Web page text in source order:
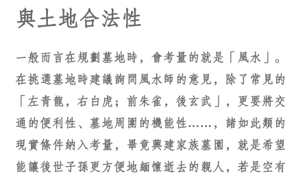
與土地合法性
一般而言在規劃墓地時，會考量的就是「風水」。
在挑選墓地時建議詢問風水師的意見，除了常見的
「左青龍，右白虎；前朱雀，後玄武」，更要將交
通的便利性、墓地周圍的機能性……，諸如此類的
現實條件納入考量，畢竟興建家族墓園，就是希望
能讓後世子孫更方便地緬懷逝去的親人，若是空有